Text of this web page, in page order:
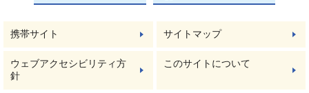
携帯サイト サイトマップ
ウェブアクセシビリティ方
針
このサイトについて